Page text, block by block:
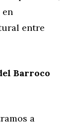
entre
Barroco
a